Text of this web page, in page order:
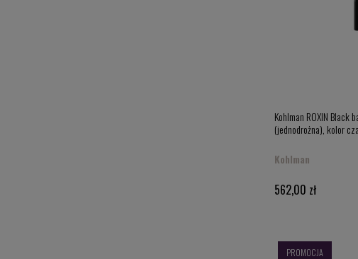
Kohlman ROXIN Black
(jednodrożna), kolor
Kohlman
562,00 zł
PROMOCJA